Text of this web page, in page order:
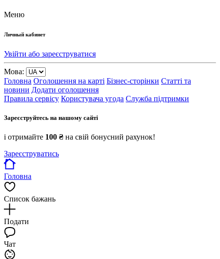
Меню
Личный кабинет
Увійти або зареєструватися
Мова:
Головна Оголошення на карті Бізнес-сторінки Статті та
новини Додати оголошення
Правила сервісу Користувача угода Служба підтримки
Зареєструйтесь на нашому сайті
і отримайте 100 ₴ на свій бонусний рахунок!
Зареєструватись
Головна
Список бажань
Подати
Чат